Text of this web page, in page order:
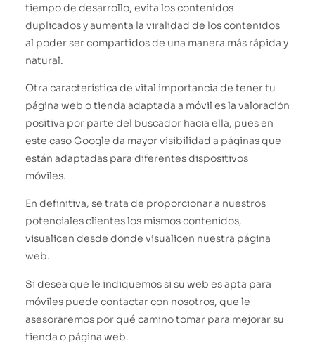
tiempo de desarrollo, evita los contenidos
duplicados y aumenta la viralidad de los contenidos
al poder ser compartidos de una manera más rápida y
natural.
Otra característica de vital importancia de tener tu
página web o tienda adaptada a móvil es la valoración
positiva por parte del buscador hacia ella, pues en
este caso Google da mayor visibilidad a páginas que
están adaptadas para diferentes dispositivos
móviles.
En definitiva, se trata de proporcionar a nuestros
potenciales clientes los mismos contenidos,
visualicen desde donde visualicen nuestra página
web.
Si desea que le indiquemos si su web es apta para
móviles puede contactar con nosotros, que le
asesoraremos por qué camino tomar para mejorar su
tienda o página web.